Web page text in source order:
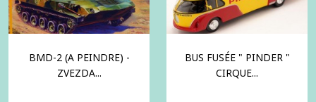
BMD-2 (A PEINDRE) -
ZVEZDA...
BUS FUSÉE " PINDER "
CIRQUE...